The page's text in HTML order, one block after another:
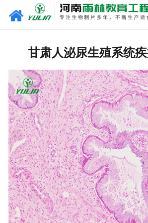
网站首页
- 甘肃中
- 甘肃植
- 甘肃动
- 甘肃微
- 甘肃组
- 甘肃人
甘肃人泌尿生殖系统